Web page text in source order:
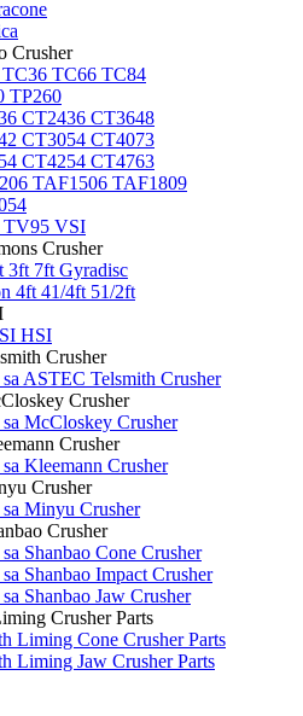
Crusher
TC66 TC84
TP260
CT2436 CT3648
CT3054 CT4073
CT4254 CT4763
TAF1506 TAF1809
VSI
Crusher
3ft 7ft Gyradisc
4ft 41/4ft 51/2ft
HSI
Crusher
ASTEC Telsmith Crusher
Crusher
McCloskey Crusher
Crusher
Kleemann Crusher
Crusher
Minyu Crusher
Crusher
Shanbao Cone Crusher
Shanbao Impact Crusher
Shanbao Jaw Crusher
Crusher Parts
Liming Cone Crusher Parts
Liming Jaw Crusher Parts